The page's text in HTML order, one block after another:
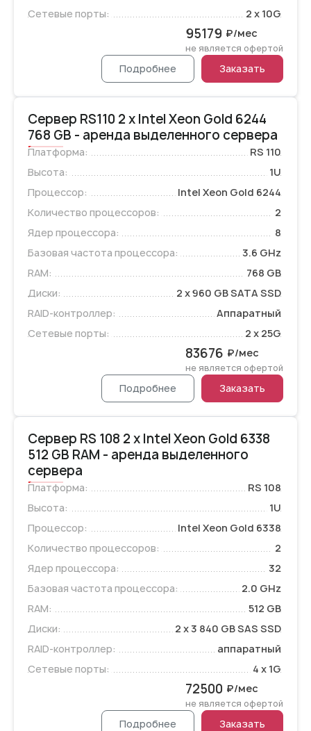
Сетевые порты: 2 x 10G
95179 ₽/мес
не является офертой
Подробнее Заказать
Сервер RS110 2 x Intel Xeon Gold 6244
768 GB - аренда выделенного сервера
Платформа:
RS 110
Высота:
1U
Процессор:
Intel Xeon Gold 6244
Количество процессоров:
2
Ядер процессора:
8
Базовая частота процессора:
3.6 GHz
RAM:
768 GB
Диски:
2 x 960 GB SATA SSD
RAID-контроллер:
Аппаратный
Сетевые порты:
2 x 25G
83676 ₽/мес
не является офертой
Подробнее Заказать
Сервер RS 108 2 x Intel Xeon Gold 6338
512 GB RAM - аренда выделенного
сервера
Платформа:
RS 108
Высота:
1U
Процессор:
Intel Xeon Gold 6338
Количество процессоров:
2
Ядер процессора:
32
Базовая частота процессора:
2.0 GHz
RAM:
512 GB
Диски:
2 x 3 840 GB SAS SSD
RAID-контроллер:
аппаратный
Сетевые порты:
4 x 1G
72500 ₽/мес
не является офертой
Подробнее Заказать